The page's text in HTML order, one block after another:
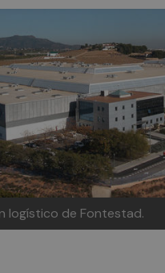
logístico de Fontestad.